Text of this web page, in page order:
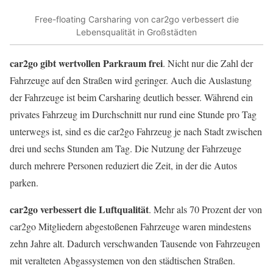
Free-floating Carsharing von car2go verbessert die
Lebensqualität in Großstädten
car2go gibt wertvollen Parkraum frei. Nicht nur die Zahl der
Fahrzeuge auf den Straßen wird geringer. Auch die Auslastung
der Fahrzeuge ist beim Carsharing deutlich besser. Während ein
privates Fahrzeug im Durchschnitt nur rund eine Stunde pro Tag
unterwegs ist, sind es die car2go Fahrzeug je nach Stadt zwischen
drei und sechs Stunden am Tag. Die Nutzung der Fahrzeuge
durch mehrere Personen reduziert die Zeit, in der die Autos
parken.
car2go verbessert die Luftqualität. Mehr als 70 Prozent der von
car2go Mitgliedern abgestoßenen Fahrzeuge waren mindestens
zehn Jahre alt. Dadurch verschwanden Tausende von Fahrzeugen
mit veralteten Abgassystemen von den städtischen Straßen.